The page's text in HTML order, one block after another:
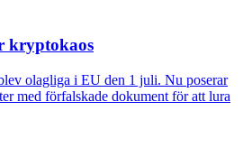
kryptokaos
olagliga i EU den 1 juli. Nu poserar
med förfalskade dokument för att lura